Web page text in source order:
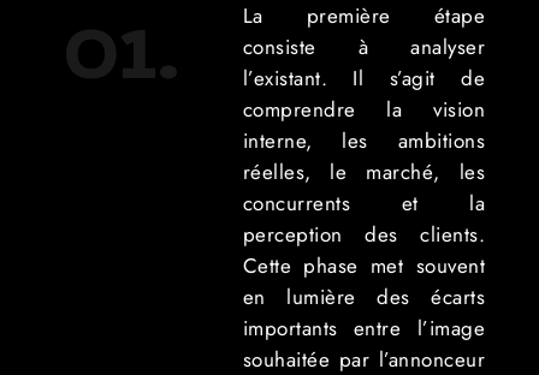
01.
La première étape
consiste à analyser
l’existant. Il s’agit de
comprendre la vision
interne, les ambitions
réelles, le marché, les
concurrents et la
perception des clients.
Cette phase met souvent
en lumière des écarts
importants entre l’image
souhaitée par l’annonceur